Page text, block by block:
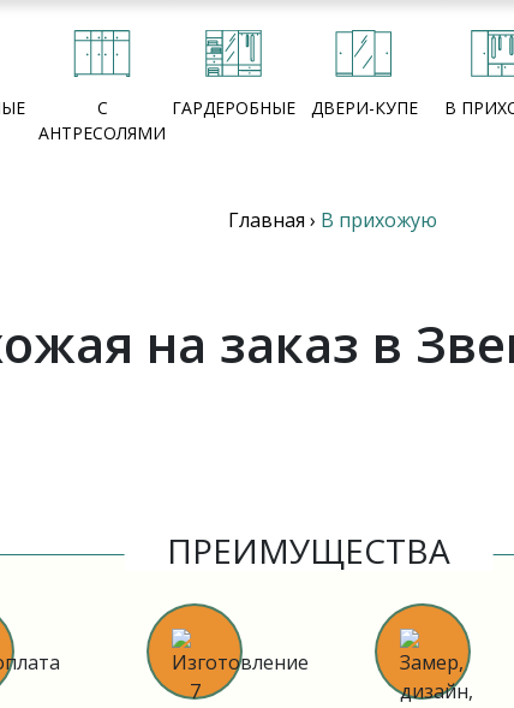
С
АНТРЕСОЛЯМИ
ГАРДЕРОБНЫЕ ДВЕРИ-КУПЕ В
Главная › В прихожую
на заказ в
ПРЕИМУЩЕСТВА